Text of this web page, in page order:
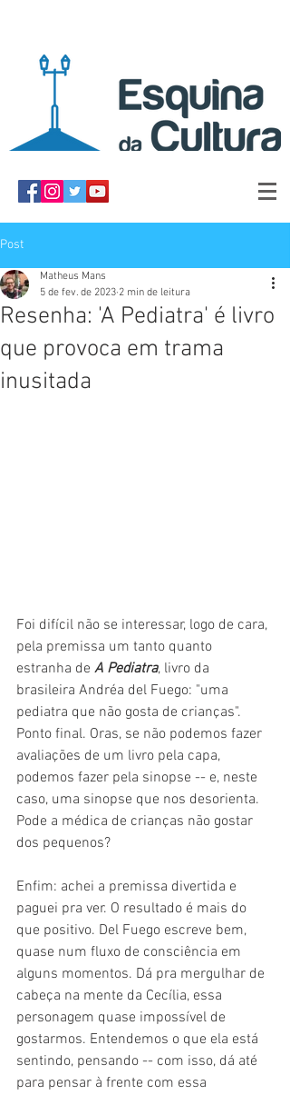
Post
Resenha: 'A Pediatra' é livro
que provoca em trama
inusitada
Matheus Mans
5 de fev. de 2023 2 min de leitura
Foi difícil não se interessar, logo de cara,
pela premissa um tanto quanto
estranha de A Pediatra, livro da
brasileira Andréa del Fuego: "uma
pediatra que não gosta de crianças".
Ponto final. Oras, se não podemos fazer
avaliações de um livro pela capa,
podemos fazer pela sinopse -- e, neste
caso, uma sinopse que nos desorienta.
Pode a médica de crianças não gostar
dos pequenos?
Enfim: achei a premissa divertida e
paguei pra ver. O resultado é mais do
que positivo. Del Fuego escreve bem,
quase num fluxo de consciência em
alguns momentos. Dá pra mergulhar de
cabeça na mente da Cecília, essa
personagem quase impossível de
gostarmos. Entendemos o que ela está
sentindo, pensando -- com isso, dá até
para pensar à frente com essa